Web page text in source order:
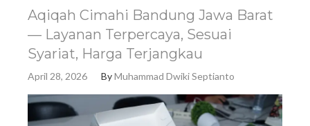
Aqiqah Cimahi Bandung Jawa Barat
— Layanan Terpercaya, Sesuai
Syariat, Harga Terjangkau
April 28, 2026 ByMuhammad Dwiki Septianto